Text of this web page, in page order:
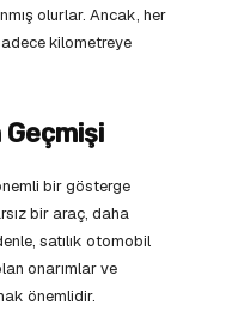
olurlar. Ancak, her
kilometreye
Geçmişi
bir gösterge
bir araç, daha
satılık otomobil
onarımlar ve
önemlidir.